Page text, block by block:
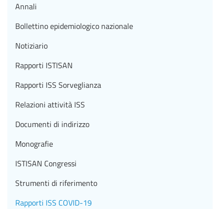
Annali
Bollettino epidemiologico nazionale
Notiziario
Rapporti ISTISAN
Rapporti ISS Sorveglianza
Relazioni attività ISS
Documenti di indirizzo
Monografie
ISTISAN Congressi
Strumenti di riferimento
Rapporti ISS COVID-19